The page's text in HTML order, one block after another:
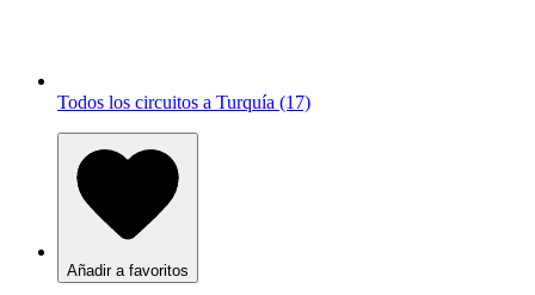
Todos los circuitos a Turquía (17)
Añadir a favoritos